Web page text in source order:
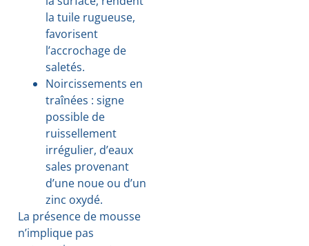
la tuile rugueuse,
favorisent
l’accrochage de
saletés.
Noircissements en
traînées : signe
possible de
ruissellement
irrégulier, d’eaux
sales provenant
d’une noue ou d’un
zinc oxydé.
La présence de mousse
n’implique pas